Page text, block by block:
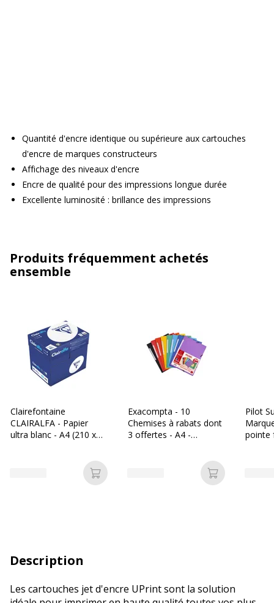
Quantité d'encre identique ou supérieure aux cartouches
d'encre de marques constructeurs
Affichage des niveaux d'encre
Encre de qualité pour des impressions longue durée
Excellente luminosité : brillance des impressions
Produits fréquemment achetés
ensemble
Clairefontaine
CLAIRALFA - Papier
ultra blanc - A4 (210 x
Ajouter au panier
Exacompta - 10
Chemises à rabats dont
3 offertes - A4 -
Ajouter au
Pilot
pointe
Description
Les cartouches jet d'encre UPrint sont la solution